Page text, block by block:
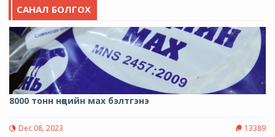
САНАЛ БОЛГОХ
8000 тонн нөөцийн мах бэлтгэнэ
Dec 08, 2023 13389